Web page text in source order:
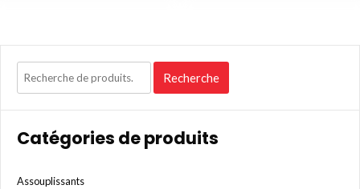
Recherche
pour :
Recherche
Catégories de produits
Assouplissants